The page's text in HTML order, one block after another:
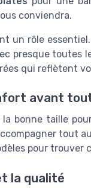
conviendra.
un rôle
presque toutes
qui reflètent
avant
bonne taille
tout
pour
la qualité